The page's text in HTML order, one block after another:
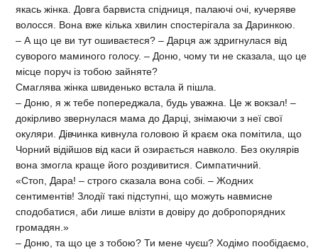
якась жінка. Довга барвиста спідниця, палаючі очі, кучеряве
волосся. Вона вже кілька хвилин спостерігала за Даринкою.
– А що це ви тут ошиваєтеся? – Дарця аж здригнулася від
суворого маминого голосу. – Доню, чому ти не сказала, що це
місце поруч із тобою зайняте?
Смаглява жінка швиденько встала й пішла.
– Доню, я ж тебе попереджала, будь уважна. Це ж вокзал! –
докірливо звернулася мама до Дарці, знімаючи з неї свої
окуляри. Дівчинка кивнула головою й краєм ока помітила, що
Чорний відійшов від каси й озирається навколо. Без окулярів
вона змогла краще його роздивитися. Симпатичний.
«Стоп, Дара! – строго сказала вона собі. – Жодних
сентиментів! Злодії такі підступні, що можуть навмисне
сподобатися, аби лише влізти в довіру до добропорядних
громадян.»
– Доню, та що це з тобою? Ти мене чуєш? Ходімо пообідаємо,